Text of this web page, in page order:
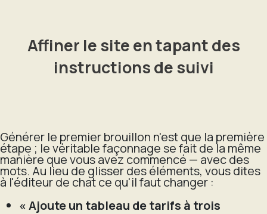
Affiner le site en tapant des
instructions de suivi
Générer le premier brouillon n'est que la première
étape ; le véritable façonnage se fait de la même
manière que vous avez commencé — avec des
mots. Au lieu de glisser des éléments, vous dites
à l'éditeur de chat ce qu'il faut changer :
« Ajoute un tableau de tarifs à trois